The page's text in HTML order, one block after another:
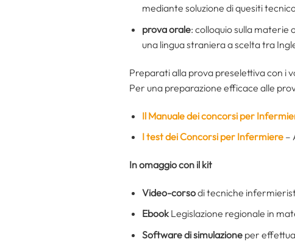
mediante soluzione di quesiti
prova orale: colloquio sulla materie
una lingua straniera a scelta tra
Preparati alla prova preselettiva con i
Per una preparazione efficace alle
Il Manuale dei concorsi per
I test dei Concorsi per Infermiere –
In omaggio con il kit
Video-corsodi tecniche
EbookLegislazione regionale in
Software di simulazione per